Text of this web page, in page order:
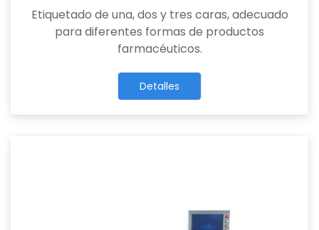
Etiquetado de una, dos y tres caras, adecuado
para diferentes formas de productos
farmacéuticos.
Detalles